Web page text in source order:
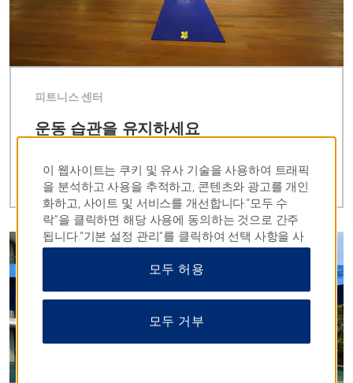
피트니스 센터
운동 습관을 유지하세요
통해 몸과 마음, 영혼까지 활력을 되찾을 수 있습니다.
이 웹사이트는 쿠키 및 유사 기술을 사용하여 트래픽
을 분석하고 사용을 추적하고, 콘텐츠와 광고를 개인
화하고, 사이트 및 서비스를 개선합니다.“모두 수
락”을 클릭하면 해당 사용에 동의하는 것으로 간주
됩니다.“기본 설정 관리”를 클릭하여 선택 사항을 사
용자 정의하거나 “모두 거부”를 클릭하여 필수 쿠키
만 허용할 수도 있습니다.자세한 내용은
모두 허용
모두 거부